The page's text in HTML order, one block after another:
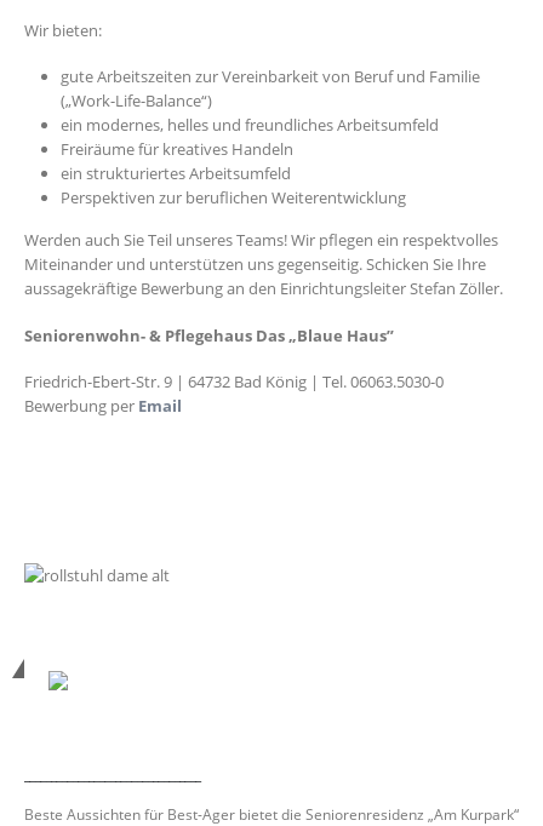
Wir bieten:
gute Arbeitszeiten zur Vereinbarkeit von Beruf und Familie
(„Work-Life-Balance“)
ein modernes, helles und freundliches Arbeitsumfeld
Freiräume für kreatives Handeln
ein strukturiertes Arbeitsumfeld
Perspektiven zur beruflichen Weiterentwicklung
Werden auch Sie Teil unseres Teams! Wir pflegen ein respektvolles
Miteinander und unterstützen uns gegenseitig. Schicken Sie Ihre
aussagekräftige Bewerbung an den Einrichtungsleiter Stefan Zöller.
Seniorenwohn- & Pflegehaus Das „Blaue Haus”
Friedrich-Ebert-Str. 9 | 64732 Bad König | Tel. 06063.5030-0
Bewerbung per Email
Beste Aussichten für Best-Ager bietet die Seniorenresidenz „Am Kurpark“